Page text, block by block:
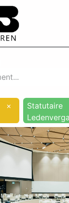
×
Statutaire